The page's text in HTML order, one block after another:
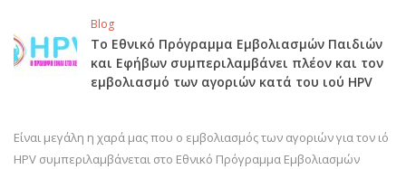
Blog
Το Εθνικό Πρόγραμμα Εμβολιασμών Παιδιών
και Εφήβων συμπεριλαμβάνει πλέον και τον
εμβολιασμό των αγοριών κατά του ιού HPV
Είναι μεγάλη η χαρά μας που ο εμβολιασμός των αγοριών για τον ιό
HPV συμπεριλαμβάνεται στο Εθνικό Πρόγραμμα Εμβολιασμών